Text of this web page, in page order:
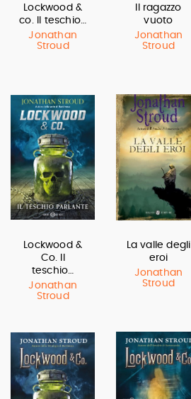
Lockwood &
co. Il teschio…
Jonathan
Stroud
Il ragazzo
vuoto
Jonathan
Stroud
Lockwood &
Co. Il
teschio…
Jonathan
Stroud
La valle degli
eroi
Jonathan
Stroud